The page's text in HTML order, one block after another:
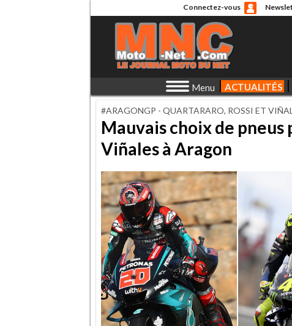
Connectez-vous
Menu ACTUALITÉS
#ARAGONGP - QUARTARARO, ROSSI ET
Mauvais choix de
Viñales à Aragon